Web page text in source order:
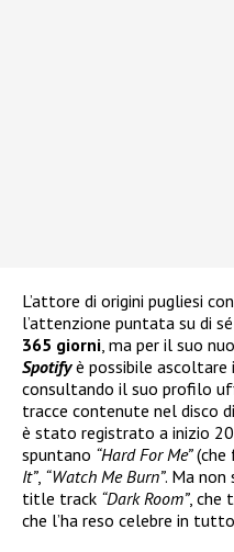
L’attore di origini pugliesi
l’attenzione puntata su di
365 giorni, ma per il suo
Spotifyè possibile
consultando il suo profilo
tracce contenute nel disco
è stato registrato a inizio
spuntano “Hard For Me”(che
It”, “Watch Me Burn”. Ma non
title track “Dark Room”, che
che l’ha reso celebre in